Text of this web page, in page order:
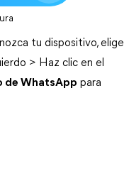
tu dispositivo, elige
> Haz clic en el
de WhatsApp para